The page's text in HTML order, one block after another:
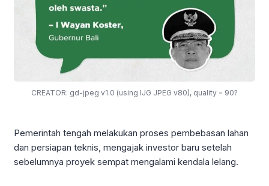
CREATOR: gd-jpeg v1.0 (using IJG JPEG v80), quality = 90?
Pemerintah tengah melakukan proses pembebasan lahan
dan persiapan teknis, mengajak investor baru setelah
sebelumnya proyek sempat mengalami kendala lelang.